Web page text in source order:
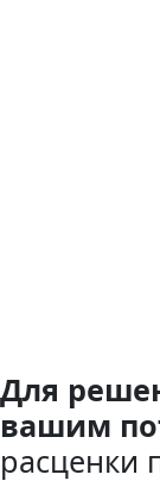
Для
вашим
расценки